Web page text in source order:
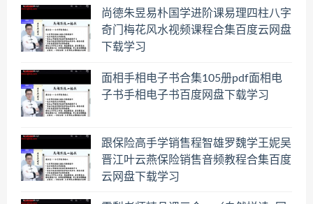
尚德朱昱易朴国学进阶课易理四柱八字
奇门梅花风水视频课程合集百度云网盘
下载学习
面相手相电子书合集105册pdf面相电
子书手相电子书百度网盘下载学习
跟保险高手学销售程智雄罗魏学王妮吴
晋江叶云燕保险销售音频教程合集百度
云网盘下载学习